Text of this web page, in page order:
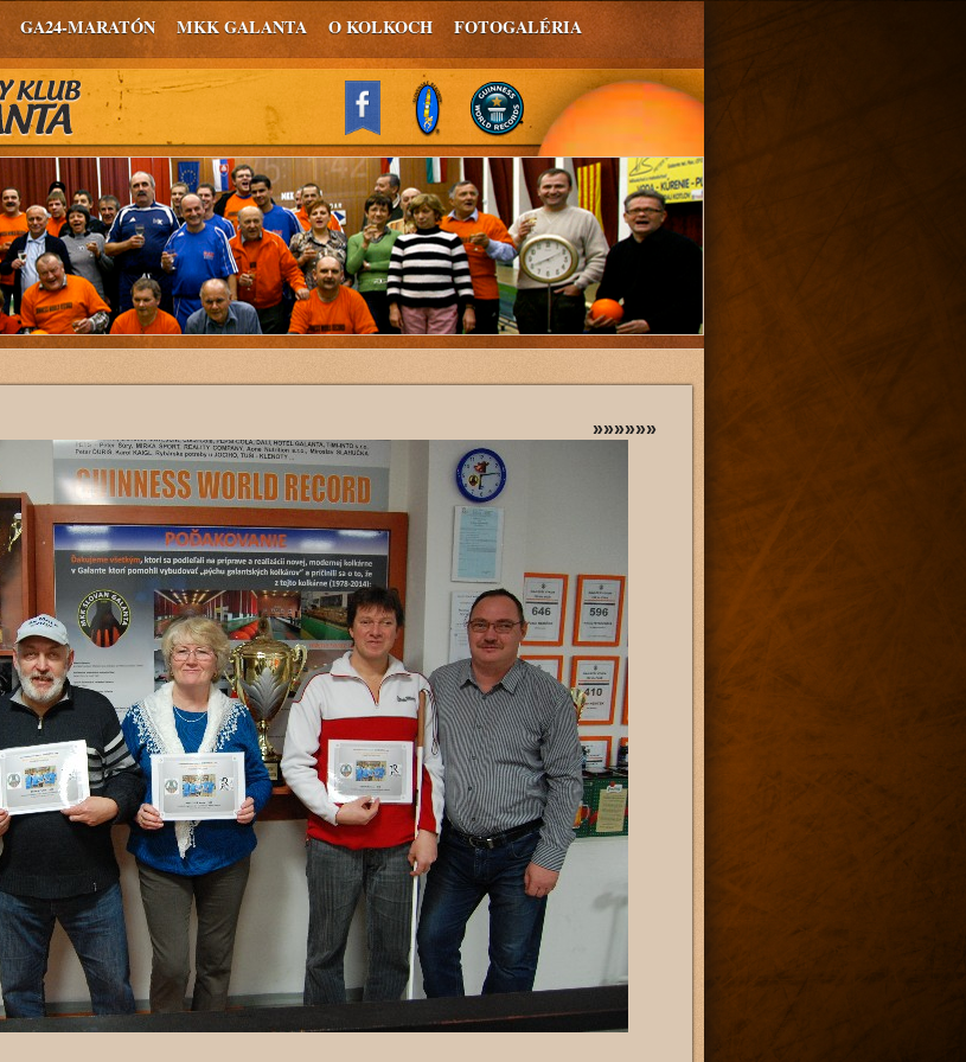
GA24-MARATÓN MKK GALANTA O KOLKOCH FOTOGALÉRIA
»»»»»»